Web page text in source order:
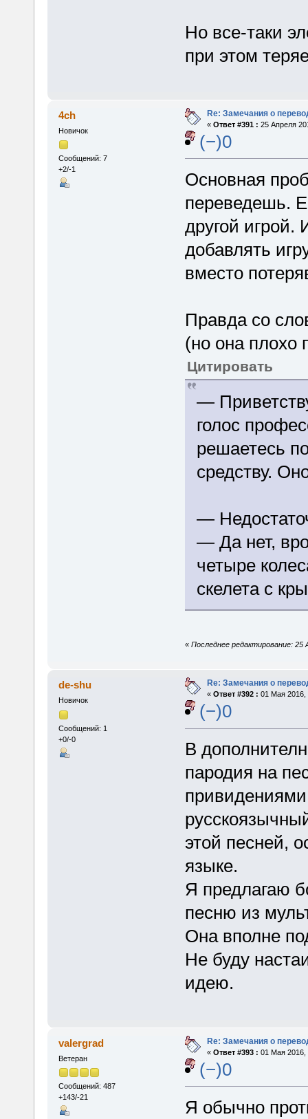
Но все-таки
при этом
4ch
Новичок
Сообщений: 7
+2/-1
Re: Замечания о
« Ответ #391 : 25 Апреля
(−)0
Основная
переведешь.
другой игрой.
добавлять
вместо
Правда со
(но она плохо
Цитировать
—
голос
решаетесь
средству.
—
— Да нет,
четыре
скелета с
« Последнее редактирование: 25
de-shu
Новичок
Сообщений: 1
+0/-0
Re: Замечания о
« Ответ #392 : 01 Мая 2016,
(−)0
В
пародия на
этой песней,
языке.
Я предлагаю
песню из
Она вполне
Не буду
идею.
valergrad
Ветеран
Сообщений: 487
+143/-21
Re: Замечания о
« Ответ #393 : 01 Мая 2016,
(−)0
Я обычно